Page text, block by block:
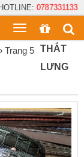
HOTLINE: 0787331133
Toggle
menu
Trang 5 THẮT
LƯNG